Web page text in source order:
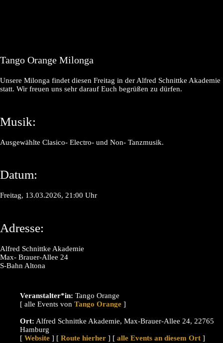
Tango Orange Milonga
Unsere Milonga findet diesen Freitag in der Alfred Schnittke Akademie
statt. Wir freuen uns sehr darauf Euch begrüßen zu dürfen.
Musik:
Ausgewählte Clasico- Electro- und Non- Tanzmusik.
Datum:
Freitag, 13.03.2026, 21:00 Uhr
Adresse:
Alfred Schnittke Akademie
Max- Brauer-Allee 24
S-Bahn Altona
Veranstalter*in: Tango Orange
[ alle Events von
]
Ort: Alfred Schnittke Akademie, Max-Brauer-Allee 24, 22765
Hamburg
[ Website ] [ Route hierher ] [ alle Events an diesem Ort ]